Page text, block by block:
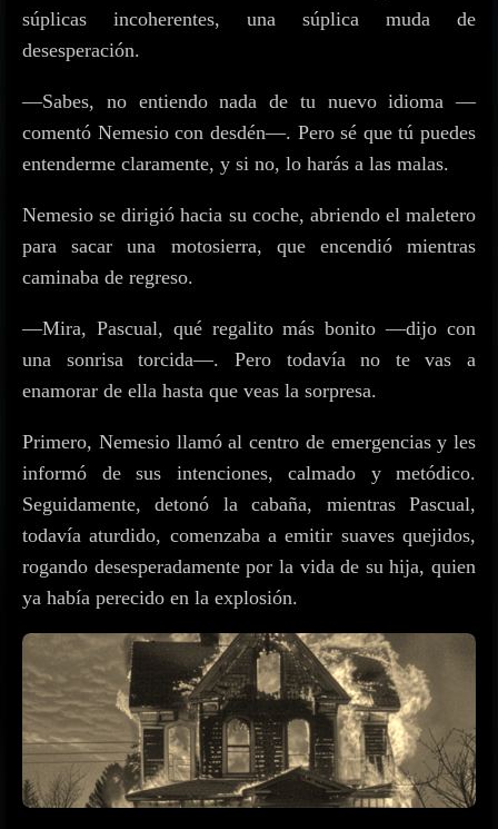
súplicas incoherentes, una súplica muda de
desesperación.
—Sabes, no entiendo nada de tu nuevo idioma —
comentó Nemesio con desdén—. Pero sé que tú puedes
entenderme claramente, y si no, lo harás a las malas.
Nemesio se dirigió hacia su coche, abriendo el maletero
para sacar una motosierra, que encendió mientras
caminaba de regreso.
—Mira, Pascual, qué regalito más bonito —dijo con
una sonrisa torcida—. Pero todavía no te vas a
enamorar de ella hasta que veas la sorpresa.
Primero, Nemesio llamó al centro de emergencias y les
informó de sus intenciones, calmado y metódico.
Seguidamente, detonó la cabaña, mientras Pascual,
todavía aturdido, comenzaba a emitir suaves quejidos,
rogando desesperadamente por la vida de su hija, quien
ya había perecido en la explosión.